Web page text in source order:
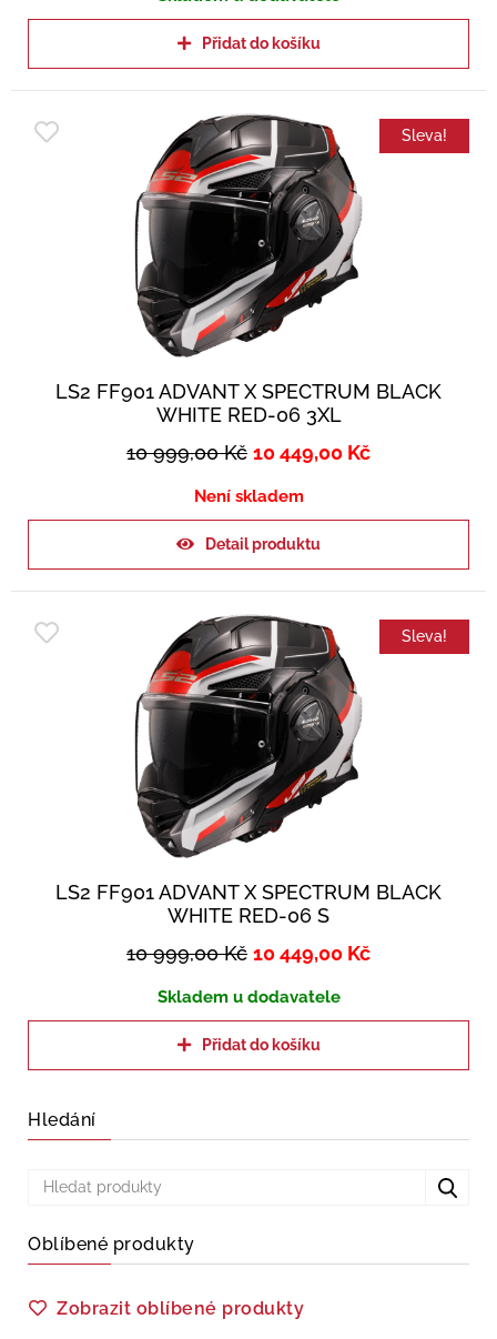
Přidat do košíku
Sleva!
LS2 FF901 ADVANT X SPECTRUM BLACK
WHITE RED-06 3XL
10 999,00Kč 10 449,00 Kč
Není skladem
Detail produktu
Sleva!
LS2 FF901 ADVANT X SPECTRUM BLACK
WHITE RED-06 S
10 999,00Kč 10 449,00 Kč
Skladem u dodavatele
Přidat do košíku
Hledání
Oblíbené produkty
Zobrazit oblíbené produkty